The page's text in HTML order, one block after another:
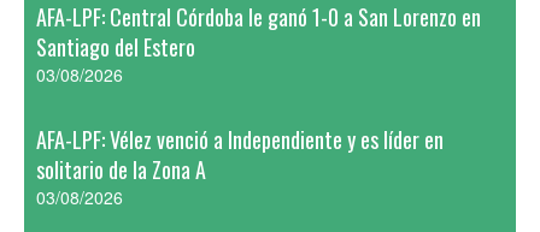
AFA-LPF: Central Córdoba le ganó 1-0 a San Lorenzo en
Santiago del Estero
03/08/2026
AFA-LPF: Vélez venció a Independiente y es líder en
solitario de la Zona A
03/08/2026